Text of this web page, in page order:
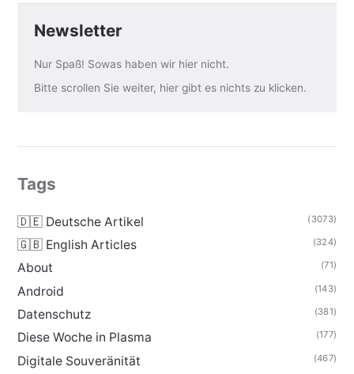
Newsletter
Nur Spaß! Sowas haben wir hier nicht.
Bitte scrollen Sie weiter, hier gibt es nichts zu klicken.
Tags
🇩🇪 Deutsche Artikel (3073)
🇬🇧 English Articles (324)
About (71)
Android (143)
Datenschutz (381)
Diese Woche in Plasma (177)
Digitale Souveränität (467)